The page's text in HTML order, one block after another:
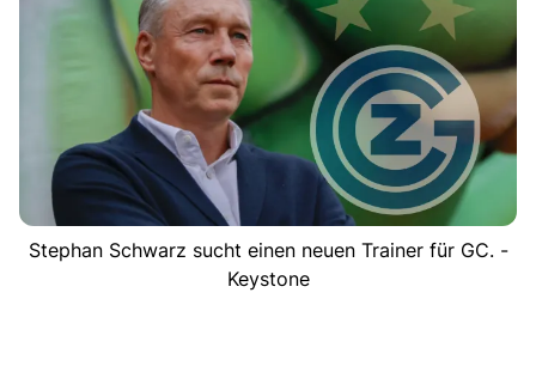
Stephan Schwarz sucht einen neuen Trainer für GC. -
Keystone